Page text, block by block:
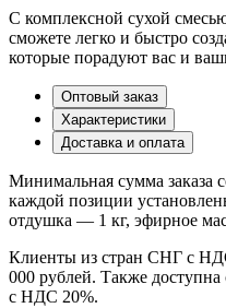
С комплексной сухой
сможете легко и быстро
которые порадуют вас и
Оптовый заказ
Характеристики
Доставка и оплата
Минимальная сумма заказа
каждой позиции
отдушка — 1 кг, эфирное
Клиенты из стран СНГ с
000 рублей. Также
с НДС 20%.